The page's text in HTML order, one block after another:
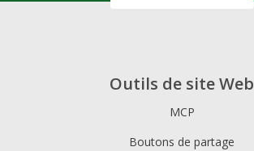
Outils de site Web
MCP
Boutons de partage